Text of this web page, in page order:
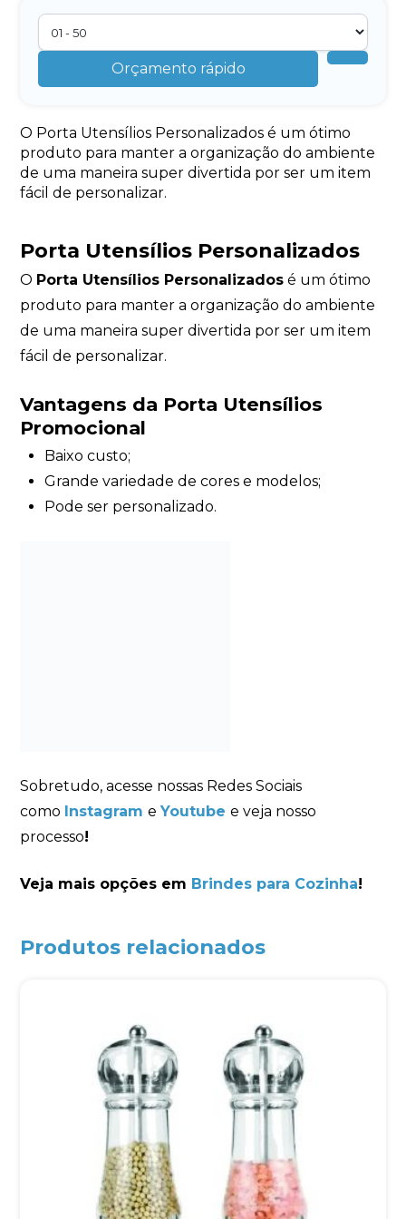
Orçamento rápido
O Porta Utensílios Personalizados é um ótimo
produto para manter a organização do ambiente
de uma maneira super divertida por ser um item
fácil de personalizar.
Porta Utensílios Personalizados
O Porta Utensílios Personalizados é um ótimo
produto para manter a organização do ambiente
de uma maneira super divertida por ser um item
fácil de personalizar.
Vantagens da Porta Utensílios
Promocional
Baixo custo;
Grande variedade de cores e modelos;
Pode ser personalizado.
Sobretudo, acesse nossas Redes Sociais
como Instagram eYoutube e veja nosso
processo!
Veja mais opções em Brindes para Cozinha!
Produtos relacionados